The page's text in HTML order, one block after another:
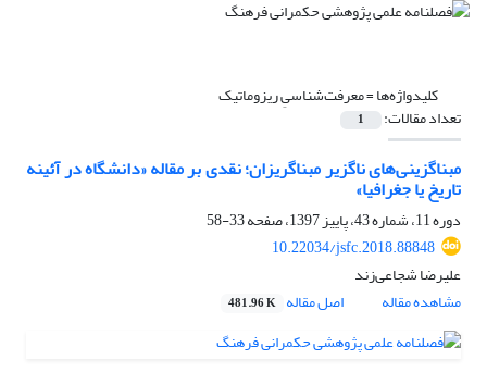
کلیدواژه‌ها =معرفت‌شناسیِ ریزوماتیک
تعداد مقالات: 1
مبناگزینی‌های ناگزیر مبناگریزان؛ نقدی بر مقاله «دانشگاه در آئینه
تاریخ یا جغرافیا»
دوره 11، شماره 43، پاییز 1397، صفحه
33-58
10.22034/jsfc.2018.88848
علیرضا شجاعی‌زند
مشاهده مقاله
اصل مقاله 481.96 K